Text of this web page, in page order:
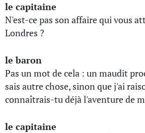
le capitaine
N'est-ce pas son affaire qui vous
Londres ?
le baron
Pas un mot de cela : un maudit
sais autre chose, sinon que j'ai
connaîtrais-tu déjà l'aventure de
le capitaine